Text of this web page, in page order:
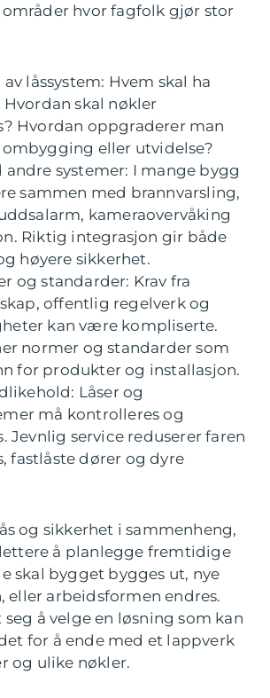
områder hvor fagfolk gjør stor
låssystem: Hvem skal ha
skal nøkler
Hvordan oppgraderer man
eller utvidelse?
andre systemer: I mange bygg
sammen med brannvarsling,
kameraovervåking
Riktig integrasjon gir både
høyere sikkerhet.
og standarder: Krav fra
offentlig regelverk og
kan være kompliserte.
normer og standarder som
for produkter og installasjon.
Låser og
må kontrolleres og
Jevnlig service reduserer faren
fastlåste dører og dyre
og sikkerhet i sammenheng,
å planlegge fremtidige
skal bygget bygges ut, nye
eller arbeidsformen endres.
seg å velge en løsning som kan
for å ende med et lappverk
og ulike nøkler.